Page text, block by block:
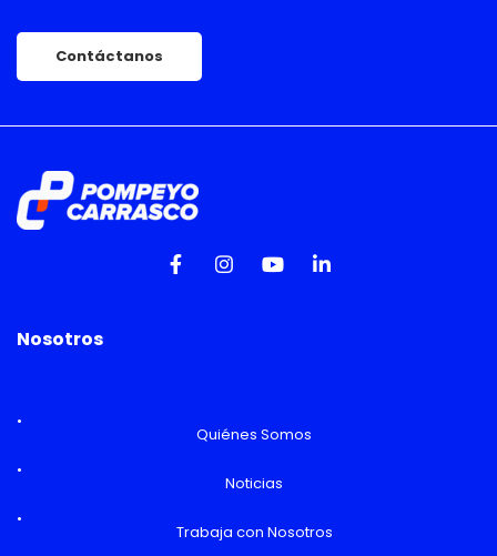
Contáctanos
Nosotros
Quiénes Somos
Noticias
Trabaja con Nosotros